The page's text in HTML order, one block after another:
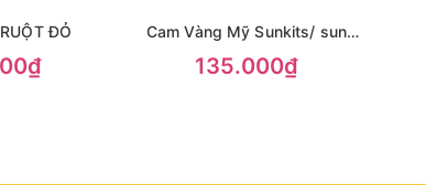
ĐỎ
Cam Vàng Mỹ Sunkits/ sun
135.000₫